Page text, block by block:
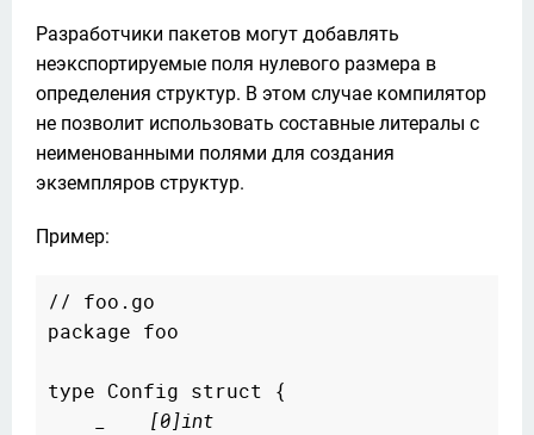
Разработчики пакетов могут добавлять
неэкспортируемые поля нулевого размера в
определения структур. В этом случае компилятор
не позволит использовать составные литералы с
неименованными полями для создания
экземпляров структур.
Пример:
// foo.go
package foo
type Config struct {
_    [0]int